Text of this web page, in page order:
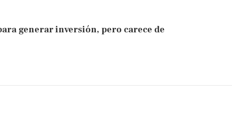
generar inversión, pero carece de